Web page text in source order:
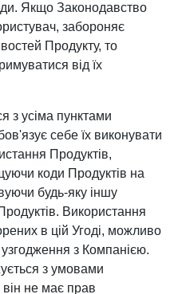
Якщо Законодавство
забороняє
Продукту, то
від їх
з усіма пунктами
себе їх виконувати
Продуктів,
коди Продуктів на
будь-яку іншу
Використання
в цій Угоді, можливо
з Компанією.
з умовами
не має прав